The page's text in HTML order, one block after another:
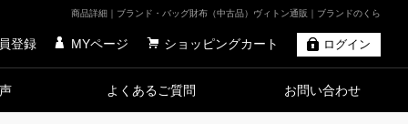
商品詳細｜ブランド・バッグ財布（中古品）ヴィトン通販｜ブランドのくら
登録 MYページ ショッピングカート ログイン
よくあるご質問 お問い合わせ